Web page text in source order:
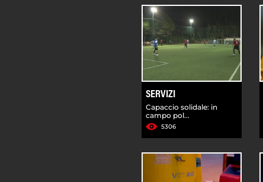
SERVIZI
Capaccio solidale: in
campo pol...
5306